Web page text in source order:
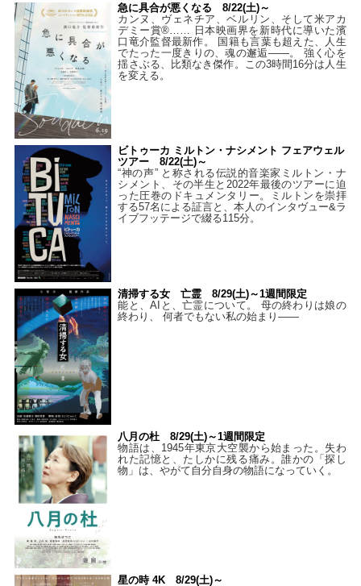
急に具合が悪くなる 8/22(土)～
カンヌ、ヴェネチア、ベルリン、そして米アカ
デミー賞®…… 日本映画界を新時代に導いた濱
口竜介監督最新作。 国籍も言葉も超えた、人生
でたった一度きりの、魂の邂逅――。 強く心を
揺さぶる、比類なき傑作。この3時間16分は人生
を変える。
ビトゥーカ ミルトン・ナシメント フェアウェル
ツアー 8/22(土)～
“神の声” と称される伝説的音楽家ミルトン・ナ
シメント、その半生と2022年最後のツアーに迫
った圧巻のドキュメンタリー。ミルトンを崇拝
する57名による証言と、本人のインタヴュー&ラ
イブフッテージで綴る115分。
清掃する女 亡霊 8/29(土)～1週間限定
能と、AIと、亡霊について。 母の終わりは娘の
終わり、 何者でもない私の始まり――
八月の杜 8/29(土)～1週間限定
物語は、1945年東京大空襲から始まった。失わ
れた記憶と、たしかに残る痛み。誰かの「探し
物」は、やがて自分自身の物語になっていく。
星の時 4K 8/29(土)～